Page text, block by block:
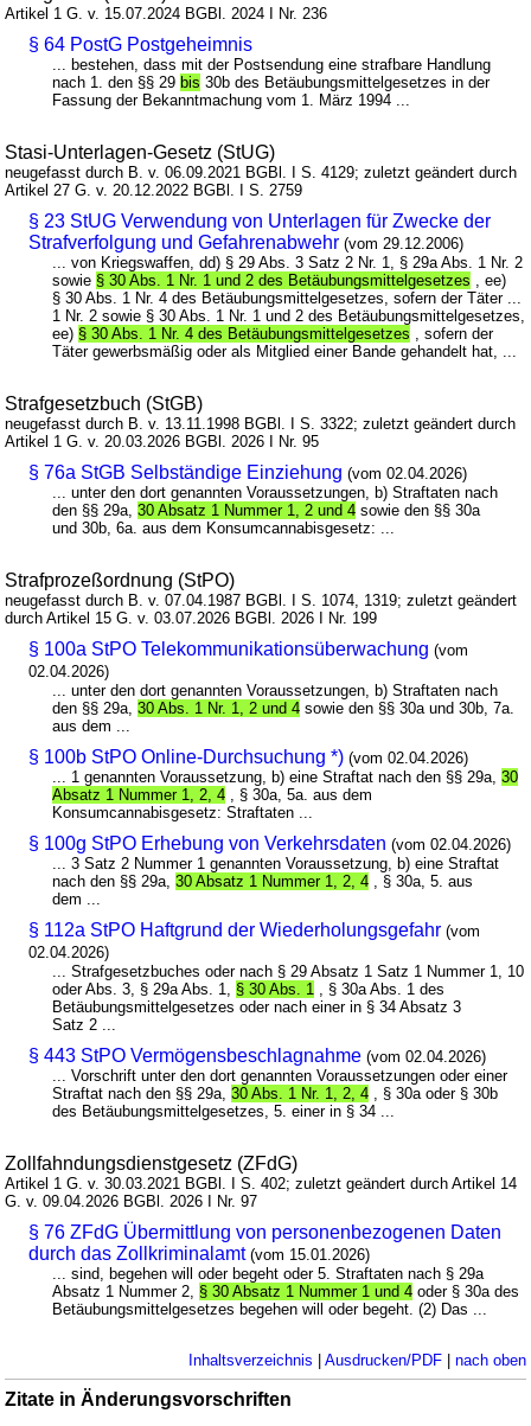
Artikel 1 G. v. 15.07.2024 BGBl. 2024 I Nr. 236
§ 64 PostG Postgeheimnis
... bestehen, dass mit der Postsendung eine strafbare Handlung
nach 1. den §§ 29bis 30b des Betäubungsmittelgesetzes in der
Fassung der Bekanntmachung vom 1. März 1994 ...
Stasi-Unterlagen-Gesetz (StUG)
neugefasst durch B. v. 06.09.2021 BGBl. I S. 4129; zuletzt geändert durch
Artikel 27 G. v. 20.12.2022 BGBl. I S. 2759
§ 23 StUG Verwendung von Unterlagen für Zwecke der
Strafverfolgung und Gefahrenabwehr (vom 29.12.2006)
... von Kriegswaffen, dd) § 29 Abs. 3 Satz 2 Nr. 1, § 29a Abs. 1 Nr. 2
sowie § 30 Abs. 1 Nr. 1 und 2 des Betäubungsmittelgesetzes , ee)
§ 30 Abs. 1 Nr. 4 des Betäubungsmittelgesetzes, sofern der Täter ...
1 Nr. 2 sowie § 30 Abs. 1 Nr. 1 und 2 des Betäubungsmittelgesetzes,
ee) § 30 Abs. 1 Nr. 4 des Betäubungsmittelgesetzes , sofern der
Täter gewerbsmäßig oder als Mitglied einer Bande gehandelt hat, ...
Strafgesetzbuch (StGB)
neugefasst durch B. v. 13.11.1998 BGBl. I S. 3322; zuletzt geändert durch
Artikel 1 G. v. 20.03.2026 BGBl. 2026 I Nr. 95
§ 76a StGB Selbständige Einziehung (vom 02.04.2026)
... unter den dort genannten Voraussetzungen, b) Straftaten nach
den §§ 29a,30 Absatz 1 Nummer 1, 2 und 4 sowie den §§ 30a
und 30b, 6a. aus dem Konsumcannabisgesetz: ...
Strafprozeßordnung (StPO)
neugefasst durch B. v. 07.04.1987 BGBl. I S. 1074, 1319; zuletzt geändert
durch Artikel 15 G. v. 03.07.2026 BGBl. 2026 I Nr. 199
§ 100a StPO Telekommunikationsüberwachung (vom
02.04.2026)
... unter den dort genannten Voraussetzungen, b) Straftaten nach
den §§ 29a,30 Abs. 1 Nr. 1, 2 und 4 sowie den §§ 30a und 30b, 7a.
aus dem ...
§ 100b StPO Online-Durchsuchung *) (vom 02.04.2026)
... 1 genannten Voraussetzung, b) eine Straftat nach den §§ 29a,30
Absatz 1 Nummer 1, 2, 4 , § 30a, 5a. aus dem
Konsumcannabisgesetz: Straftaten ...
§ 100g StPO Erhebung von Verkehrsdaten (vom 02.04.2026)
... 3 Satz 2 Nummer 1 genannten Voraussetzung, b) eine Straftat
nach den §§ 29a,30 Absatz 1 Nummer 1, 2, 4 , § 30a, 5. aus
dem ...
§ 112a StPO Haftgrund der Wiederholungsgefahr (vom
02.04.2026)
... Strafgesetzbuches oder nach § 29 Absatz 1 Satz 1 Nummer 1, 10
oder Abs. 3, § 29a Abs. 1, § 30 Abs. 1
, § 30a Abs. 1 des
Betäubungsmittelgesetzes oder nach einer in § 34 Absatz 3
Satz 2 ...
§ 443 StPO Vermögensbeschlagnahme (vom 02.04.2026)
... Vorschrift unter den dort genannten Voraussetzungen oder einer
Straftat nach den §§ 29a,30 Abs. 1 Nr. 1, 2, 4 , § 30a oder § 30b
des Betäubungsmittelgesetzes, 5. einer in § 34 ...
Zollfahndungsdienstgesetz (ZFdG)
Artikel 1 G. v. 30.03.2021 BGBl. I S. 402; zuletzt geändert durch Artikel 14
G. v. 09.04.2026 BGBl. 2026 I Nr. 97
§ 76 ZFdG Übermittlung von personenbezogenen Daten
durch das Zollkriminalamt (vom 15.01.2026)
... sind, begehen will oder begeht oder 5. Straftaten nach § 29a
Absatz 1 Nummer 2, § 30 Absatz 1 Nummer 1 und 4 oder § 30a des
Betäubungsmittelgesetzes begehen will oder begeht. (2) Das ...
Inhaltsverzeichnis | Ausdrucken/PDF| nach oben
Zitate in Änderungsvorschriften